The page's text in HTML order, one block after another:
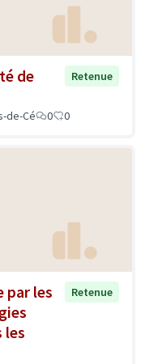
de
Retenue
de-Cé 0 0
par les
les
Retenue